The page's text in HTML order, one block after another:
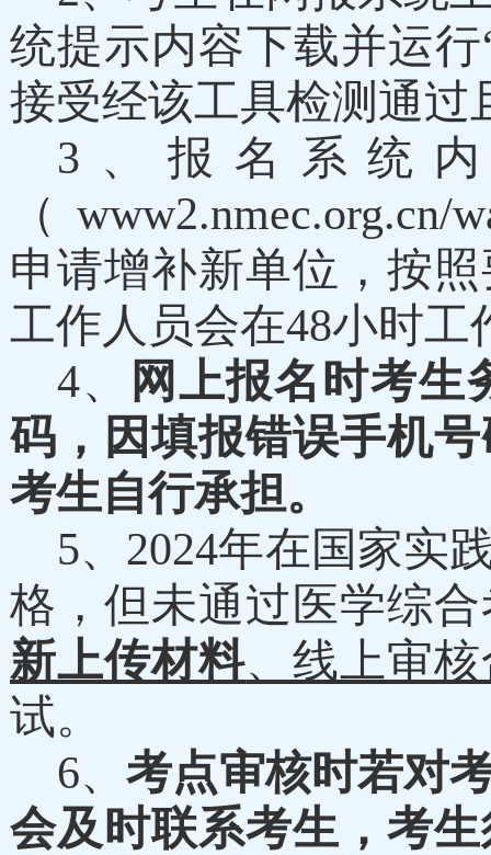
统提示内容下载并运
接受经该工具检测通过
3、报名系统
（www2.nmec.org.cn/
申请增补新单位，按
工作人员会在48小时工
4、
网上报名时考生
码，因填报错误手机
考生自行承担。
5、 2024年在国家实
格，但未通过医学综
新上传材料、线上审
试。
6、考点审核时若对
会及时联系考生，考